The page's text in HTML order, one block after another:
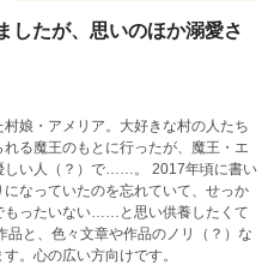
つまり、『初めまし
、――凛子さんとシたい。凛子さん
配信者で！？ 第18回らぶド
R18シーンを中心に改稿しこちらで
したが、思いのほか溺愛さ
娘・アメリア。大好きな村の人たち
る魔王のもとに行ったが、魔王・エ
？）で……。 2017年頃に書い
なっていたのを忘れていて、せっか
もったいない……と思い供養したくて
品と、色々文章や作品のノリ（？）な
。心の広い方向けです。